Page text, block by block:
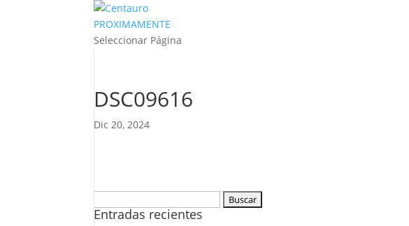
PROXIMAMENTE
Seleccionar Página
DSC09616
Dic 20, 2024
Entradas recientes